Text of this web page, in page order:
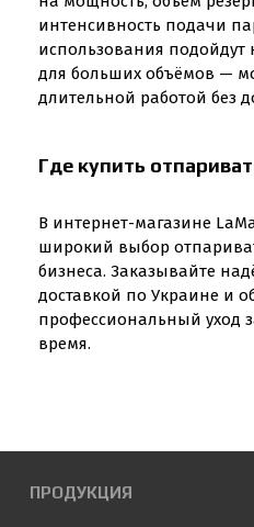
интенсивность подачи
использования
для больших объёмов —
длительной работой без
Где купить
В интернет-магазине
широкий выбор
бизнеса. Заказывайте
доставкой по Украине и
профессиональный уход
время.
ПРОДУКЦИЯ